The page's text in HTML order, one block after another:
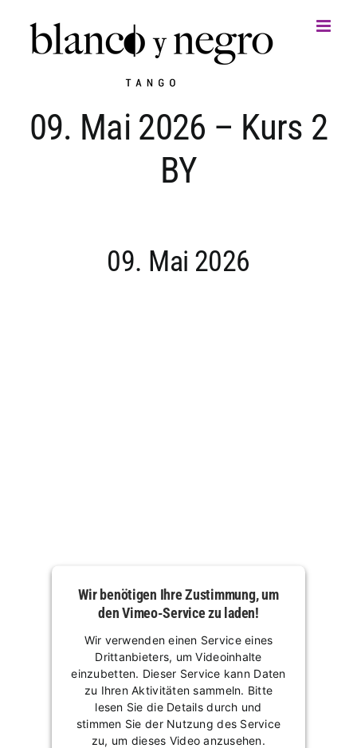
springen
09. Mai 2026 – Kurs 2
BY
09. Mai 2026
Wir benötigen Ihre Zustimmung, um
den Vimeo-Service zu laden!
Wir verwenden einen Service eines
Drittanbieters, um Videoinhalte
einzubetten. Dieser Service kann Daten
zu Ihren Aktivitäten sammeln. Bitte
lesen Sie die Details durch und
stimmen Sie der Nutzung des Service
zu, um dieses Video anzusehen.